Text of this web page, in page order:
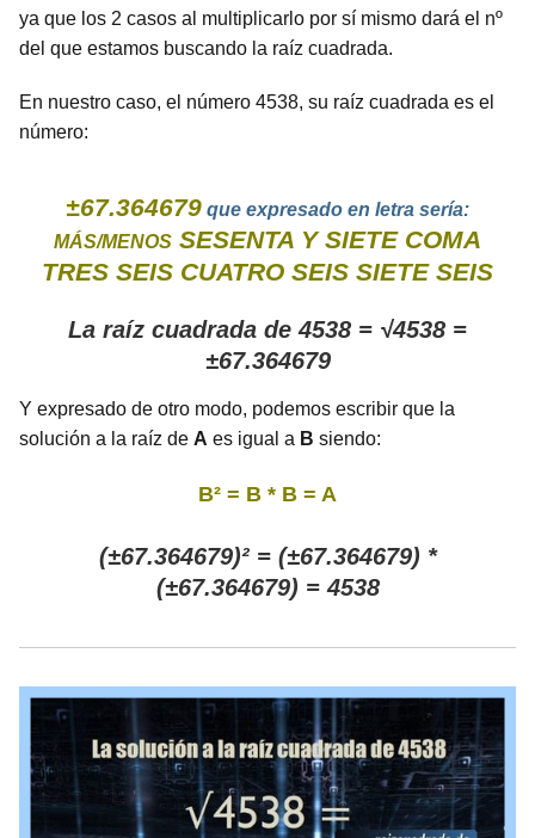
ya que los 2 casos al multiplicarlo por sí mismo dará el nº
del que estamos buscando la raíz cuadrada.
En nuestro caso, el número 4538, su raíz cuadrada es el
número:
±67.364679 que expresado en letra sería:
MÁS/MENOS SESENTA Y SIETE COMA
TRES SEIS CUATRO SEIS SIETE SEIS
La raíz cuadrada de 4538 = √4538 =
±67.364679
Y expresado de otro modo, podemos escribir que la
solución a la raíz de A es igual a B siendo:
B² = B * B = A
(±67.364679)² = (±67.364679) *
(±67.364679) = 4538